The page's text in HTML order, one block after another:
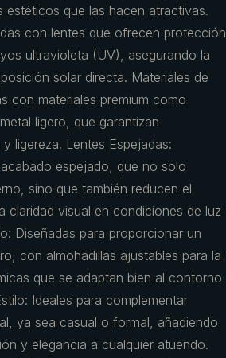
estéticos que las hacen atractivas.
con lentes que ofrecen protección
ultravioleta (UV), asegurando la
solar directa. Materiales de
con materiales premium como
ligero, que garantizan
ligereza. Lentes Espejadas:
espejado, que no solo
sino que también reducen el
claridad visual en condiciones de luz
Diseñadas para proporcionar un
con almohadillas ajustables para la
que se adaptan bien al contorno
Ideales para complementar
ya sea casual o formal, añadiendo
y elegancia a cualquier atuendo.